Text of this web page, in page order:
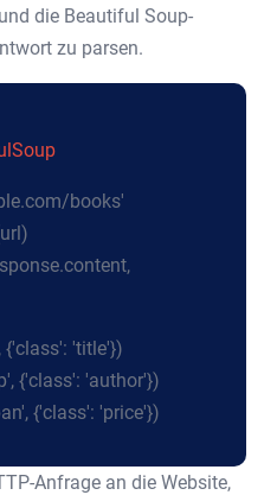
die Beautiful Soup-
zu parsen.
books'
{'class': 'title'})
{'class': 'author'})
{'class': 'price'})
Anfrage an die Website,